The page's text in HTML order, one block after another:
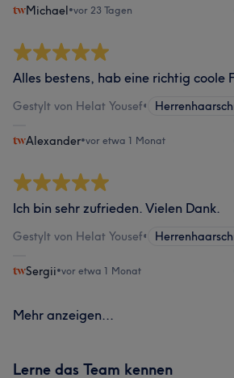
Michael•vor 23 Tagen
Alles bestens, hab eine richtig coole
Gestylt von Helat Yousef•
Alexander•vor etwa 1 Monat
Ich bin sehr zufrieden. Vielen Dank.
Gestylt von Helat Yousef•
Sergii•vor etwa 1 Monat
Mehr anzeigen...
Lerne das Team kennen